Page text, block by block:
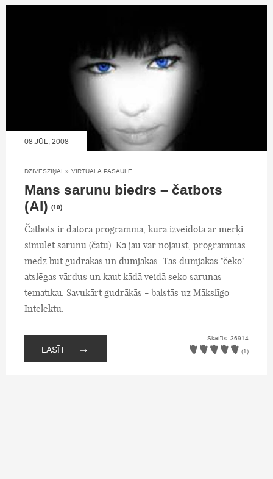
08.JŪL, 2008
DZĪVESZIŅAI » VIRTUĀLĀ PASAULE
Mans sarunu biedrs – čatbots
(AI) (10)
Čatbots ir datora programma, kura izveidota ar mērķi
simulēt sarunu (čatu). Kā jau var nojaust, programmas
mēdz būt gudrākas un dumjākas. Tās dumjākās "čeko"
atslēgas vārdus un kaut kādā veidā seko sarunas
tematikai. Savukārt gudrākās - balstās uz Mākslīgo
Intelektu.
LASĪT →
Skatīts: 36914
(1)